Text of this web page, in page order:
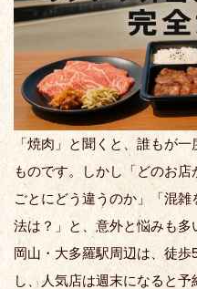
「焼肉」と聞くと、誰もが
ものです。しかし「どのお
ごとにどう違うのか」「混
法は？」と、意外と悩みも
岡山・大多羅駅周辺は、徒
し、人気店は週末になると